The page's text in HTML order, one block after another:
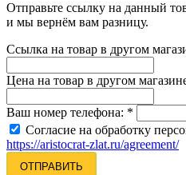
Отправьте ссылку на данный
и мы вернём вам разницу.
Ссылка на товар в другом
Цена на товар в другом
Ваш номер телефона: *
Согласие на обработку
https://aristocrat-zlat.ru/agreement/
ОТПРАВИТЬ